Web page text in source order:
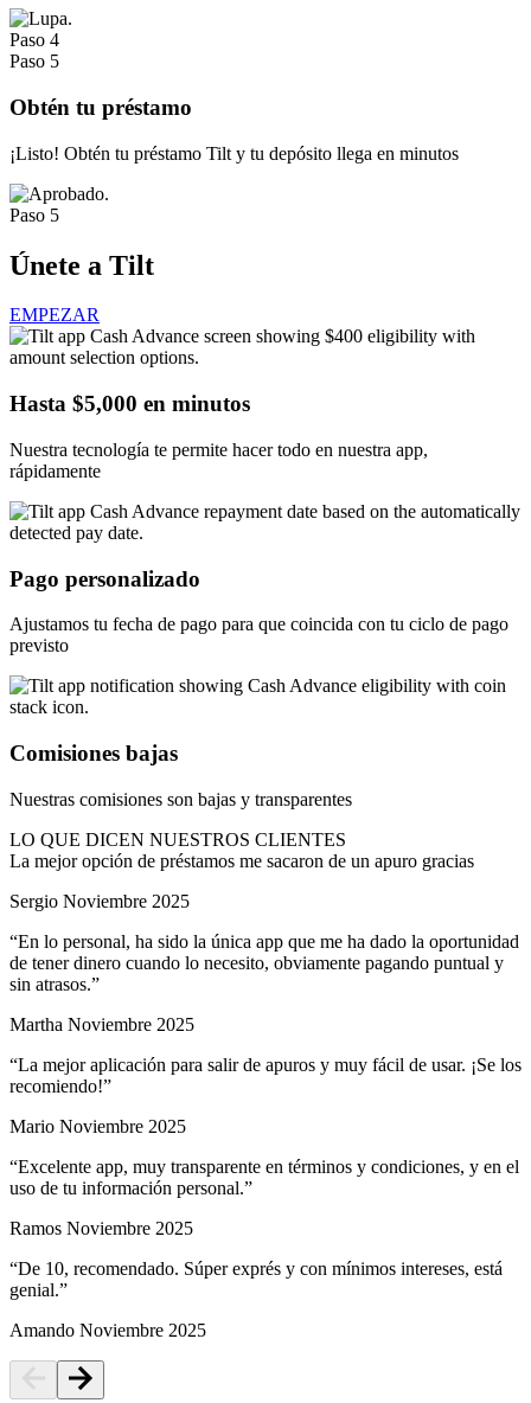
Paso 4
Paso 5
Obtén tu préstamo
¡Listo! Obtén tu préstamo Tilt y tu depósito llega en minutos
Paso 5
Únete a Tilt
EMPEZAR
Hasta $5,000 en minutos
Nuestra tecnología te permite hacer todo en nuestra app,
rápidamente
Pago personalizado
Ajustamos tu fecha de pago para que coincida con tu ciclo de pago
previsto
Comisiones bajas
Nuestras comisiones son bajas y transparentes
LO QUE DICEN NUESTROS CLIENTES
La mejor opción de préstamos me sacaron de un apuro gracias
Sergio Noviembre 2025
“En lo personal, ha sido la única app que me ha dado la oportunidad
de tener dinero cuando lo necesito, obviamente pagando puntual y
sin atrasos.”
Martha Noviembre 2025
“La mejor aplicación para salir de apuros y muy fácil de usar. ¡Se los
recomiendo!”
Mario Noviembre 2025
“Excelente app, muy transparente en términos y condiciones, y en el
uso de tu información personal.”
Ramos Noviembre 2025
“De 10, recomendado. Súper exprés y con mínimos intereses, está
genial.”
Amando Noviembre 2025